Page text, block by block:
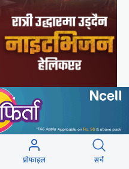
भीआईपीका लागि उड्छ,
प्रोफाइल सर्च